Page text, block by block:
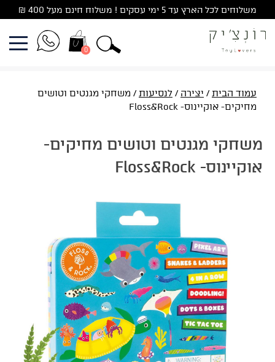
to
content
משלוחים לכל הארץ עד 5 ימי עסקים ! משלוח חינם מעל 400 ₪
0
עמוד הבית/ יצירה / לנסיעות/ משחקי מגנטים וטושים
מחיקים- אוקיינוס- Floss&Rock
משחקי מגנטים וטושים מחיקים-
אוקיינוס- Floss&Rock